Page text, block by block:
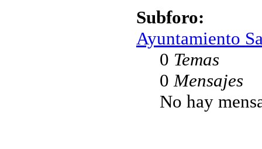
Subforo:
Ayuntamiento
0 Temas
0Mensajes
No hay